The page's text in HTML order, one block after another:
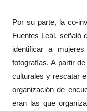
Por su parte, la co-
Fuentes Leal, señaló
identificar a
fotografías. A partir
culturales y rescatar
organización de
eran las que